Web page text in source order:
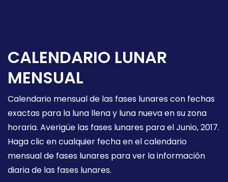
CALENDARIO LUNAR
MENSUAL
Calendario mensual de las fases lunares con fechas
exactas para la luna llena y luna nueva en su zona
horaria. Averigüe las fases lunares para el Junio, 2017.
Haga clic en cualquier fecha en el calendario
mensual de fases lunares para ver la información
diaria de las fases lunares.